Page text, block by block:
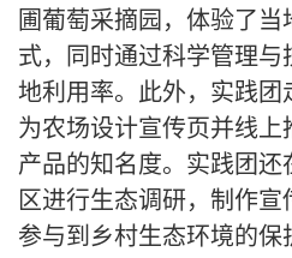
圃葡萄采摘园，体验了
式，同时通过科学管理与
地利用率。此外，实践团
为农场设计宣传页并线上
产品的知名度。实践团还
区进行生态调研，制作
参与到乡村生态环境的保